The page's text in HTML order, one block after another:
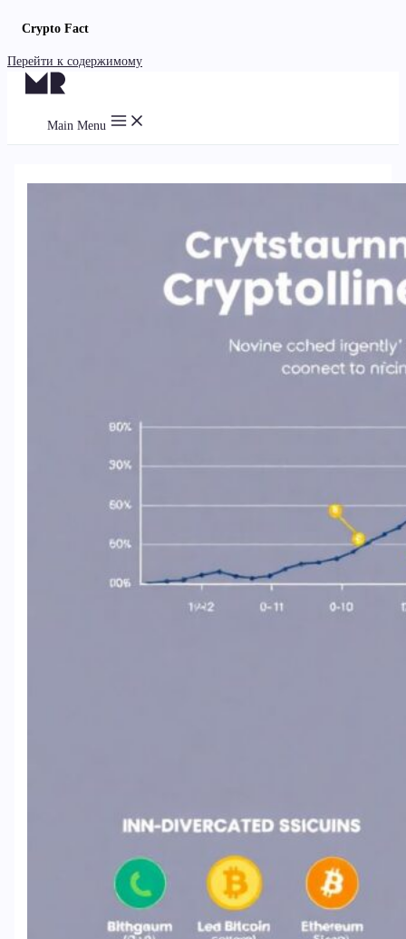
Crypto Fact
Перейти к содержимому
Main Menu